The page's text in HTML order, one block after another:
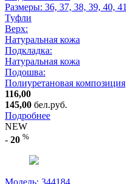
Размеры: 36, 37, 38, 39, 40, 41
Туфли
Верх:
Натуральная кожа
Подкладка:
Натуральная кожа
Подошва:
Полиуретановая композиция
116,00
145,00 бел.руб.
Подробнее
NEW
- 20 %
Модель: 344184